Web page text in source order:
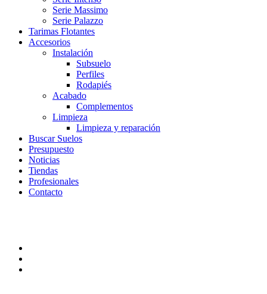
Serie Massimo
Serie Palazzo
Tarimas Flotantes
Accesorios
Instalación
Subsuelo
Perfiles
Rodapiés
Acabado
Complementos
Limpieza
Limpieza y reparación
Buscar Suelos
Presupuesto
Noticias
Tiendas
Profesionales
Contacto